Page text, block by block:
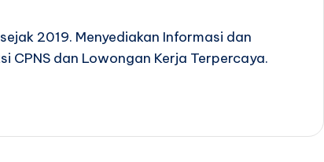
2019. Menyediakan Informasi dan
CPNS dan Lowongan Kerja Terpercaya.